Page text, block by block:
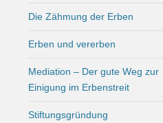
Die Zähmung der Erben
Erben und vererben
Mediation – Der gute Weg zur
Einigung im Erbenstreit
Stiftungsgründung